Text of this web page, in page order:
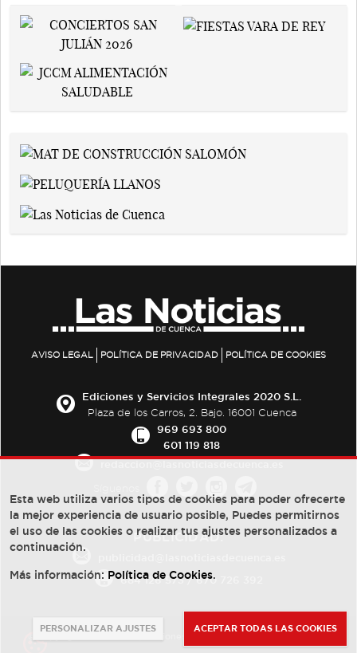
AVISO LEGAL POLÍTICA DE PRIVACIDAD POLÍTICA DE COOKIES
Ediciones y Servicios Integrales 2020 S.L.
Plaza de los Carros, 2. Bajo. 16001 Cuenca
969 693 800
601 119 818
PUBLICIDAD:
684 126 573/670 726 392
Esta web utiliza varios tipos de cookies para poder ofrecerte
la mejor experiencia de usuario posible, Puedes permitirnos
el uso de las cookies o realizar tus ajustes personalizados a
continuación.
Más información: Política de Cookies.
PERSONALIZAR AJUSTES ACEPTAR TODAS LAS COOKIES